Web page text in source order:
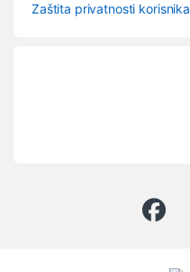
Zaštita privatnosti korisnika